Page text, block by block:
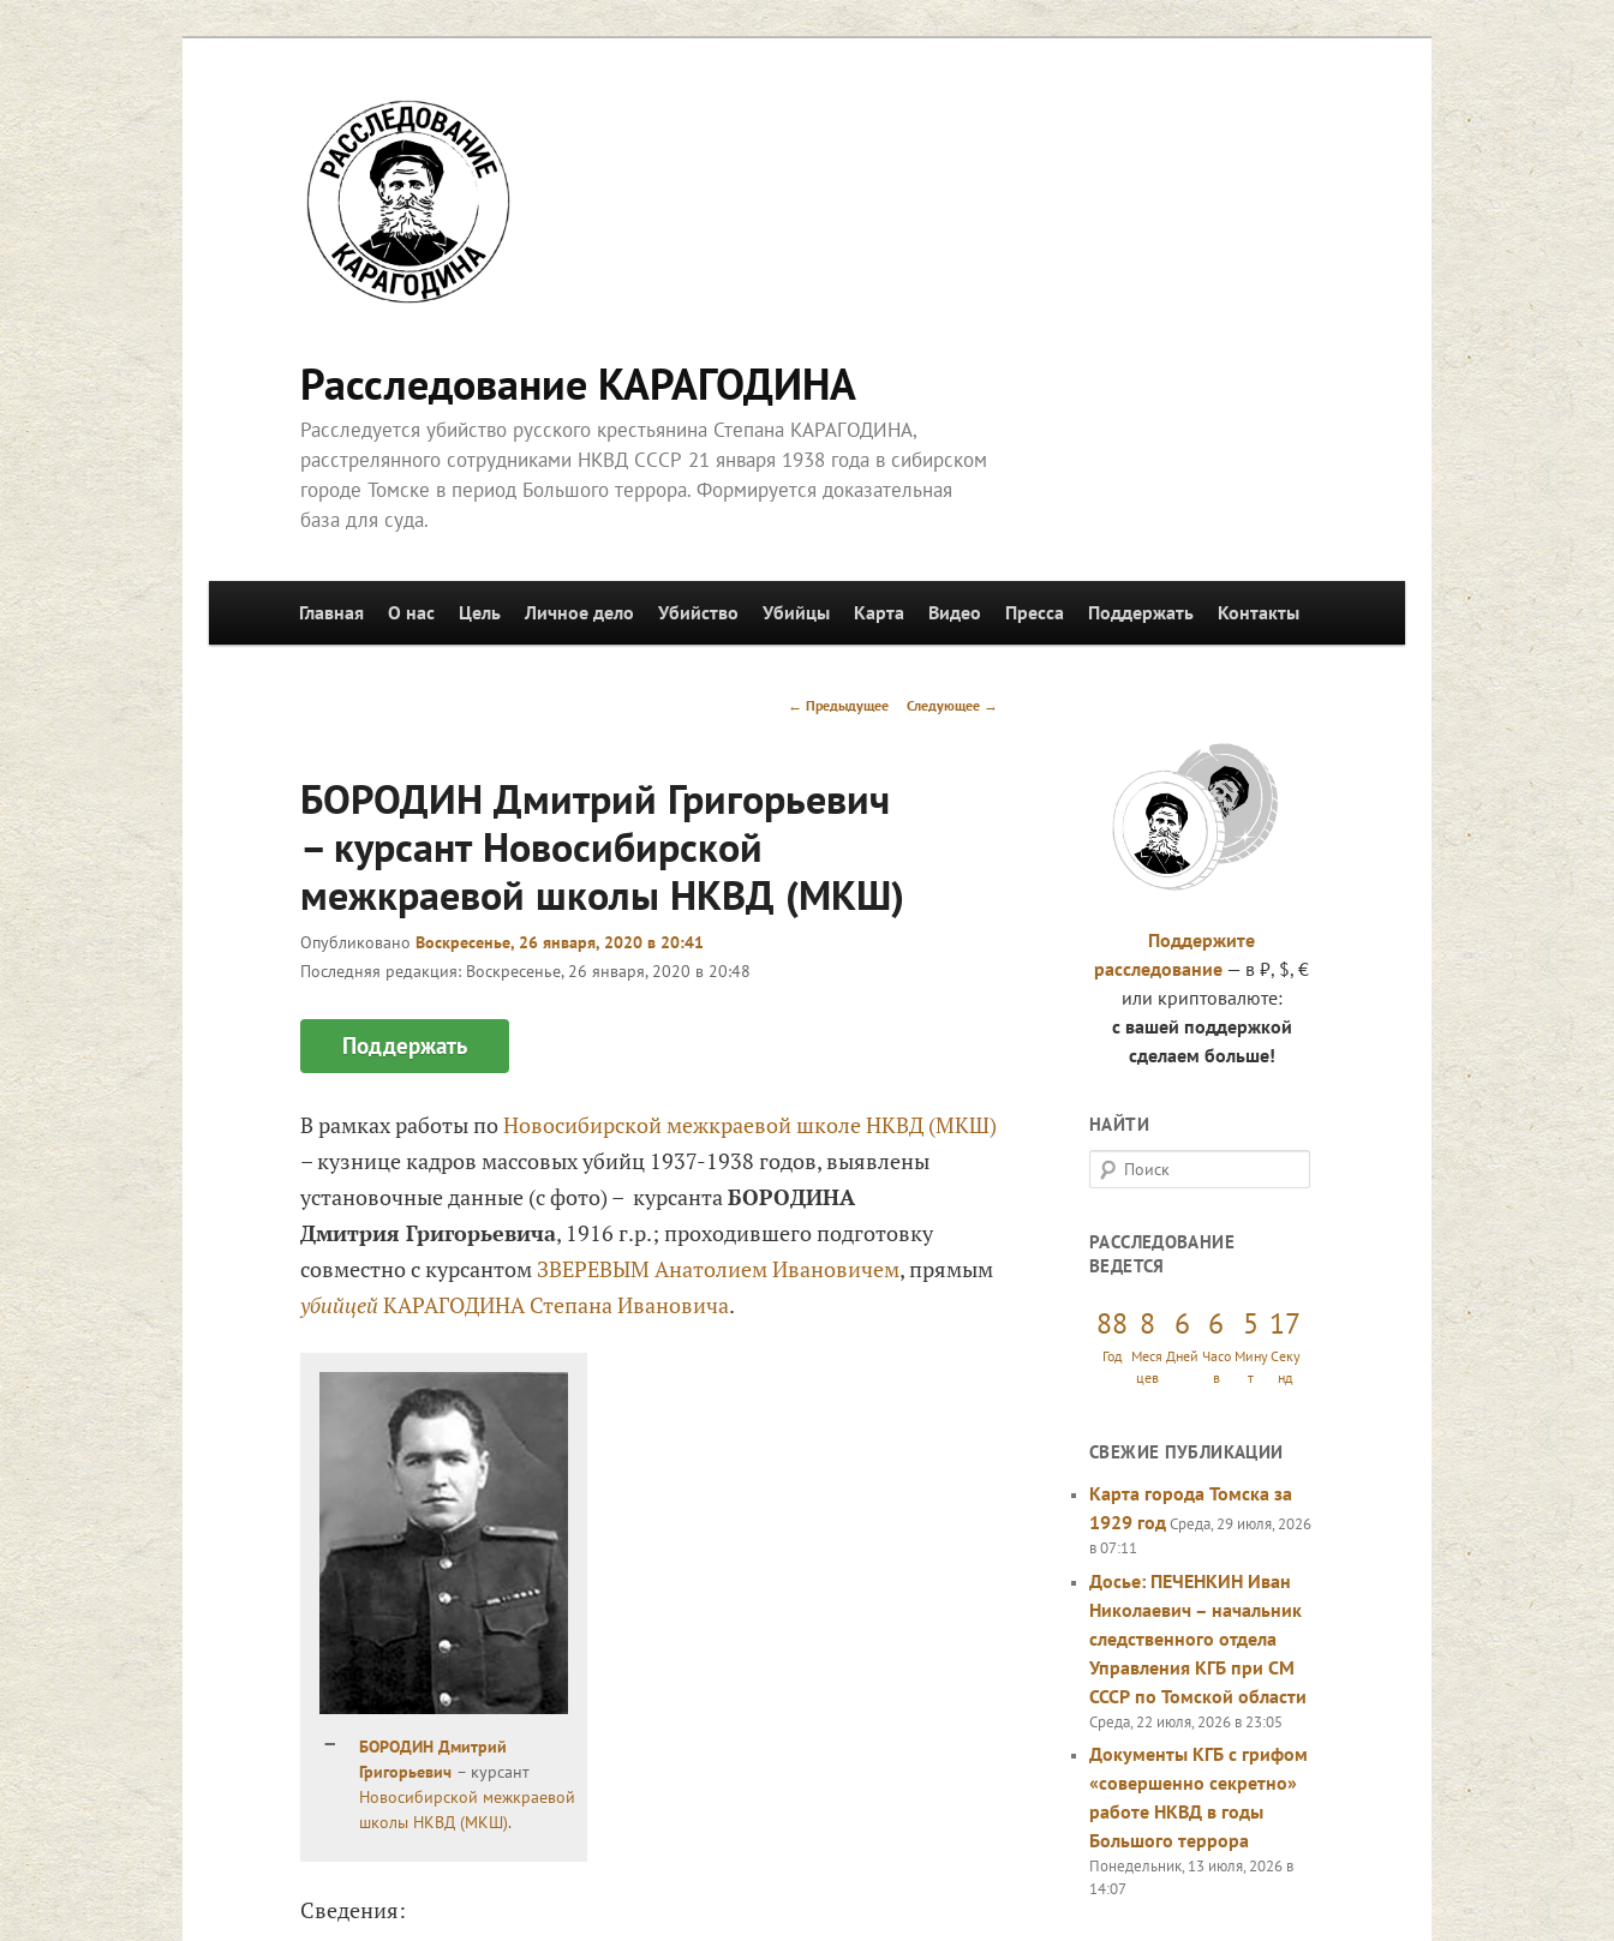
Перейти
к
основному
содержимому
Расследование КАРАГОДИНА
Расследуется убийство русского крестьянина Степана КАРАГОДИНА,
расстрелянного сотрудниками НКВД СССР 21 января 1938 года в сибирском
городе Томске в период Большого террора. Формируется доказательная
база для суда.
Перейти к основному содержимому
Главная О нас Цель Личное дело Убийство Убийцы Карта Видео Пресса Поддержать Контакты
Навигация
← Предыдущее Следующее →
БОРОДИН Дмитрий Григорьевич
– курсант Новосибирской
межкраевой школы НКВД (МКШ)
Опубликовано Воскресенье, 26 января, 2020 в 20:41
Последняя редакция: Воскресенье, 26 января, 2020 в 20:48
Поддержать
В рамках работы поНовосибирской межкраевой школе НКВД (МКШ)
– кузнице кадров массовых убийц 1937-1938 годов, выявлены
установочные данные (с фото) – курсантаБОРОДИНА
Дмитрия Григорьевича, 1916 г.р.; проходившего подготовку
совместно с курсантом ЗВЕРЕВЫМ Анатолием Ивановичем, прямым
убийцей КАРАГОДИНА Степана Ивановича.
БОРОДИН Дмитрий
Григорьевич – курсант
Новосибирской межкраевой
школы НКВД (МКШ).
Сведения:
Поддержите
расследование — в ₽, $, €
или криптовалюте:
с вашей поддержкой
сделаем больше!
НАЙТИ
П
о
с
к
РАССЛЕДОВАНИЕ
ВЕДЕТСЯ
88
Год
8
Меся
цев
6
Дней
6
Часо
в
5
Мину
т
19
Секу
нд
СВЕЖИЕ ПУБЛИКАЦИИ
Карта города Томска за
1929 годСреда, 29 июля, 2026
в 07:11
Досье: ПЕЧЕНКИН Иван
Николаевич – начальник
следственного отдела
Управления КГБ при СМ
СССР по Томской области
Среда, 22 июля, 2026 в 23:05
Документы КГБ с грифом
«совершенно секретно»
работе НКВД в годы
Большого террора
Понедельник, 13 июля, 2026 в
14:07